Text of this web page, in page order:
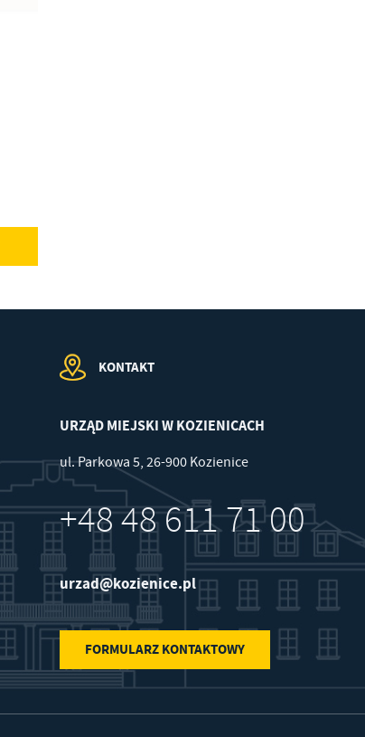
KONTAKT
URZĄD MIEJSKI W KOZIENICACH
ul. Parkowa 5, 26-900 Kozienice
+48 48 611 71 00
urzad@kozienice.pl
FORMULARZ KONTAKTOWY